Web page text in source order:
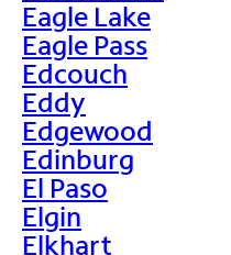
Eagle Lake
Eagle Pass
Edcouch
Eddy
Edgewood
Edinburg
El Paso
Elgin
Elkhart